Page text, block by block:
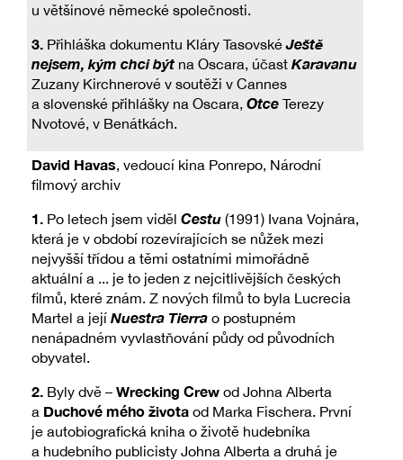
u většinové německé společnosti.
3. Přihláška dokumentu Kláry TasovskéJeště
nejsem, kým chci býtna Oscara, účast Karavanu
Zuzany Kirchnerové v soutěži v Cannes
a slovenské přihlášky na Oscara, Otce Terezy
Nvotové, v Benátkách.
David Havas, vedoucí kina Ponrepo, Národní
filmový archiv
1. Po letech jsem viděl Cestu (1991) Ivana Vojnára,
která je v období rozevírajících se nůžek mezi
nejvyšší třídou a těmi ostatními mimořádně
aktuální a ... je to jeden z nejcitlivějších českých
filmů, které znám. Z nových filmů to byla Lucrecia
Martel a její Nuestra Tierra o postupném
nenápadném vyvlastňování půdy od původních
obyvatel.
2. Byly dvě – Wrecking Crewod Johna Alberta
a Duchové mého životaod Marka Fischera. První
je autobiografická kniha o životě hudebníka
a hudebního publicisty Johna Alberta a druhá je